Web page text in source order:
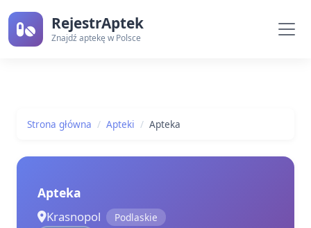
RejestrAptek
Znajdź aptekę w Polsce
Strona główna Apteki Apteka
Apteka
Krasnopol Podlaskie